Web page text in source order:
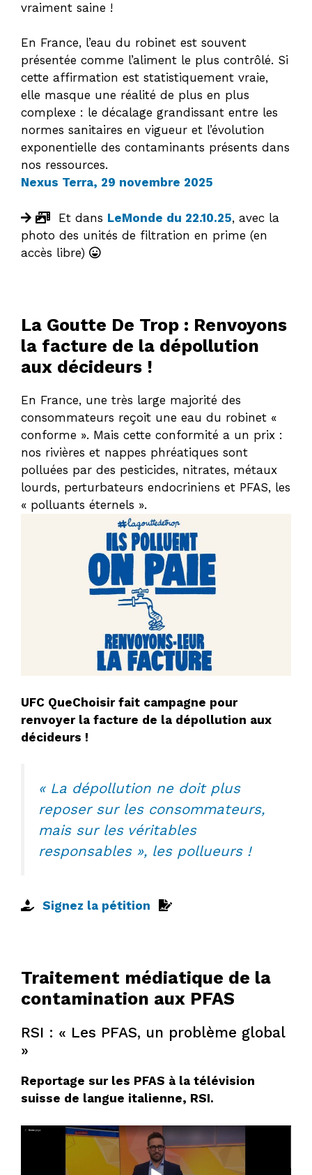
vraiment saine !
En France, l’eau du robinet est souvent
présentée comme l’aliment le plus contrôlé. Si
cette affirmation est statistiquement vraie,
elle masque une réalité de plus en plus
complexe : le décalage grandissant entre les
normes sanitaires en vigueur et l’évolution
exponentielle des contaminants présents dans
nos ressources.
Nexus Terra, 29 novembre 2025
Et dans LeMonde du 22.10.25, avec la
photo des unités de filtration en prime (en
accès libre)
La Goutte De Trop : Renvoyons
la facture de la dépollution
aux décideurs !
En France, une très large majorité des
consommateurs reçoit une eau du robinet «
conforme ». Mais cette conformité a un prix :
nos rivières et nappes phréatiques sont
polluées par des pesticides, nitrates, métaux
lourds, perturbateurs endocriniens et PFAS, les
« polluants éternels ».
UFC QueChoisir fait campagne pour
renvoyer la facture de la dépollution aux
décideurs !
« La dépollution ne doit plus
reposer sur les consommateurs,
mais sur les véritables
responsables », les pollueurs !
Signez la pétition
Traitement médiatique de la
contamination aux PFAS
RSI : « Les PFAS, un problème global
»
Reportage sur les PFAS à la télévision
suisse de langue italienne, RSI.